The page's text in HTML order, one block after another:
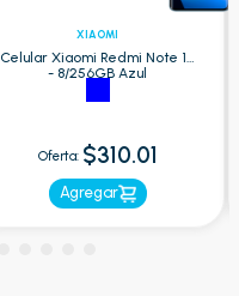
XIAOMI
Celular Xiaomi Redmi Note 15
- 8/256GB Azul
Oferta: $310.01
Agregar